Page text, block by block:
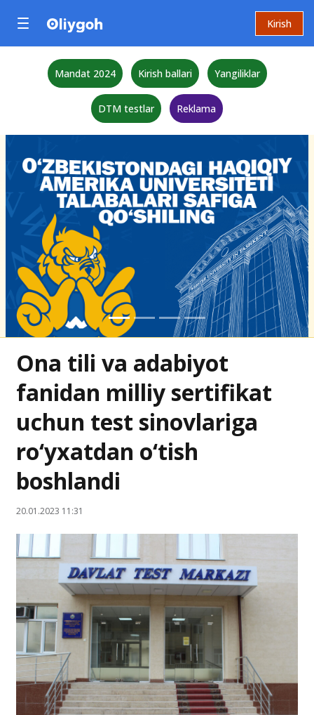
Kirish
Mandat 2024 Kirish ballari Yangiliklar
DTM testlar Reklama
Ona tili va adabiyot
fanidan milliy sertifikat
uchun test sinovlariga
ro‘yxatdan o‘tish
boshlandi
20.01.2023 11:31